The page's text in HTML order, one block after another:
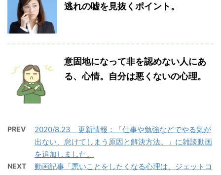
逃れの嘘を見抜くポイント。
意固地になって非を認めない人にあ
る、心情。自分は悪くないの心理。
PREV
2020/8.23 更新情報：「仕事や勉強などでやる気が
出ない、怠けてしまう原因と解決方法。」に雑談動画
を追加しました。
NEXT
動画記事「悪いことをしたくなる心理は、ジェットコ